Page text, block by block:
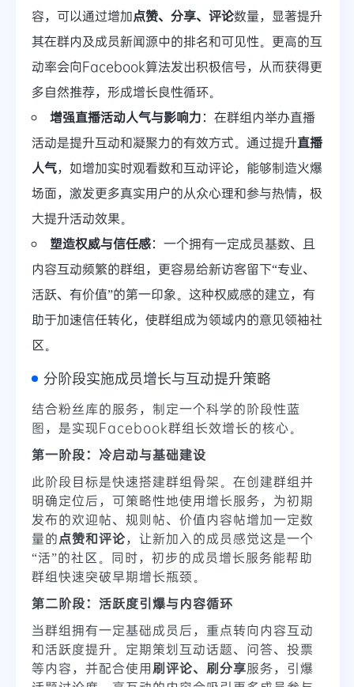
容，可以通过增加点赞、分享、评论数量，显著提升
其在群内及成员新闻源中的排名和可见性。更高的互
动率会向Facebook算法发出积极信号，从而获得更
多自然推荐，形成增长良性循环。
增强直播活动人气与影响力：在群组内举办直播
活动是提升互动和凝聚力的有效方式。通过提升直播
人气，如增加实时观看数和互动评论，能够制造火爆
场面，激发更多真实用户的从众心理和参与热情，极
大提升活动效果。
塑造权威与信任感：一个拥有一定成员基数、且
内容互动频繁的群组，更容易给新访客留下“专业、
活跃、有价值”的第一印象。这种权威感的建立，有
助于加速信任转化，使群组成为领域内的意见领袖社
区。
分阶段实施成员增长与互动提升策略
结合粉丝库的服务，制定一个科学的阶段性蓝
图，是实现Facebook群组长效增长的核心。
第一阶段：冷启动与基础建设
此阶段目标是快速搭建群组骨架。在创建群组并
明确定位后，可策略性地使用增长服务，为初期
发布的欢迎帖、规则帖、价值内容帖增加一定数
量的点赞和评论，让新加入的成员感觉这是一个
“活”的社区。同时，初步的成员增长服务能帮助
群组快速突破早期增长瓶颈。
第二阶段：活跃度引爆与内容循环
当群组拥有一定基础成员后，重点转向内容互动
和活跃度提升。定期策划互动话题、问答、投票
等内容，并配合使用刷评论、刷分享服务，引爆